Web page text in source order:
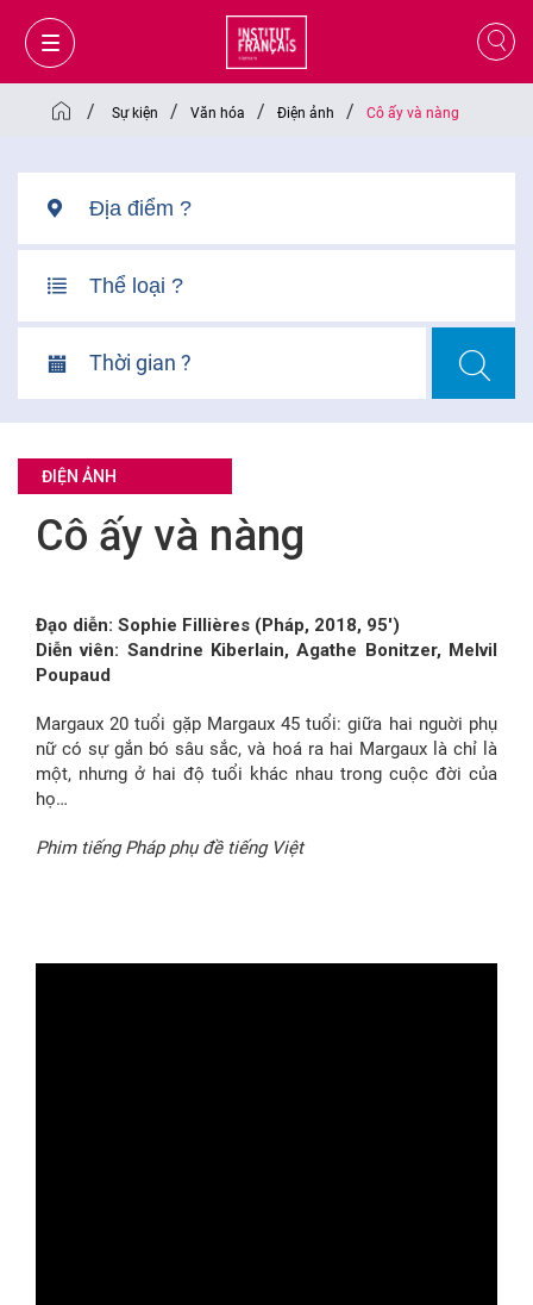
/ Sự kiện / Văn hóa / Điện ảnh / Cô ấy và nàng
Thời gian ?
ĐIỆN ẢNH
Cô ấy và nàng
Đạo diễn: Sophie Fillières (Pháp, 2018, 95′)
Diễn viên: Sandrine Kiberlain, Agathe Bonitzer, Melvil
Poupaud
Margaux 20 tuổi gặp Margaux 45 tuổi: giữa hai nguời phụ
nữ có sự gắn bó sâu sắc, và hoá ra hai Margaux là chỉ là
một, nhưng ở hai độ tuổi khác nhau trong cuộc đời của
họ…
Phim tiếng Pháp phụ đề tiếng Việt